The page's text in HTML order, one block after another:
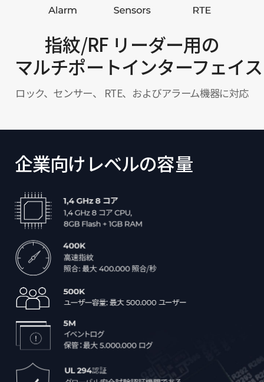
指紋/RF リーダー用の
マルチポートインターフェイス
ロック、センサー、 RTE、およびアラーム機器に対応
企業向けレベルの容量